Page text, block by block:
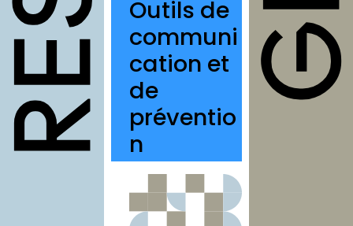
structures
autres
annuaires
à propos
contact
Connexion
Outils de
communi
cation et
de
préventio
n